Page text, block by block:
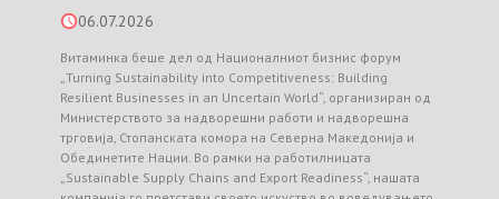
06.07.2026
Витаминка беше дел од Националниот бизнис форум
„Turning Sustainability into Competitiveness: Building
Resilient Businesses in an Uncertain World“, организиран од
Министерството за надворешни работи и надворешна
трговија, Стопанската комора на Северна Македонија и
Обединетите Нации. Во рамки на работилницата
„Sustainable Supply Chains and Export Readiness“, нашата